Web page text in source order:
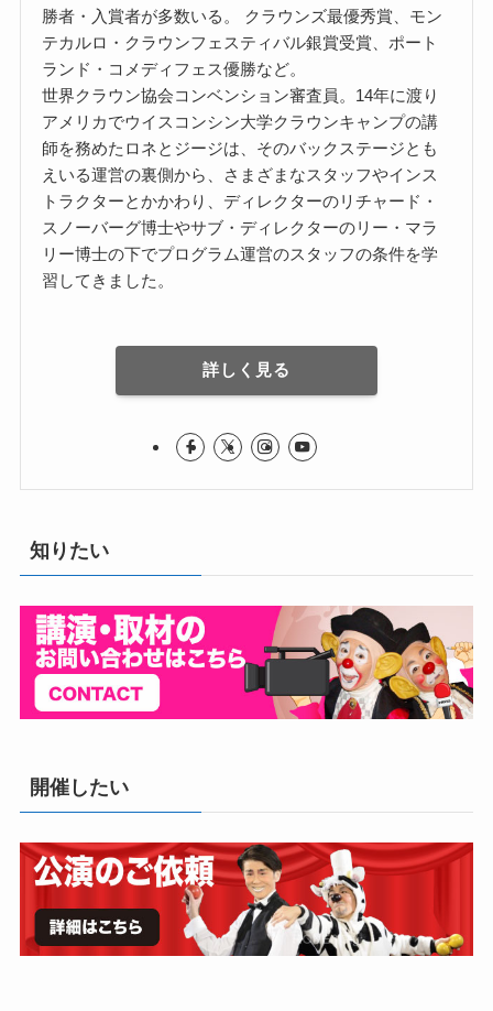
勝者・入賞者が多数いる。 クラウンズ最優秀賞、モン
テカルロ・クラウンフェスティバル銀賞受賞、ポート
ランド・コメディフェス優勝など。
世界クラウン協会コンベンション審査員。14年に渡り
アメリカでウイスコンシン大学クラウンキャンプの講
師を務めたロネとジージは、そのバックステージとも
えいる運営の裏側から、さまざまなスタッフやインス
トラクターとかかわり、ディレクターのリチャード・
スノーバーグ博士やサブ・ディレクターのリー・マラ
リー博士の下でプログラム運営のスタッフの条件を学
習してきました。
詳しく見る
知りたい
開催したい